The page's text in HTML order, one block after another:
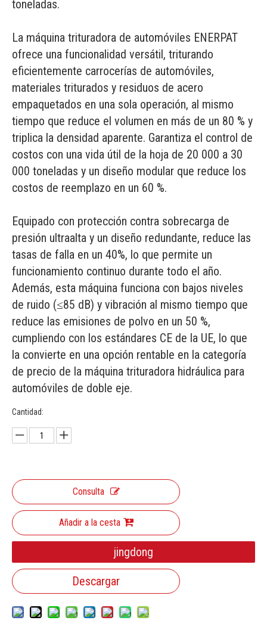
toneladas.
La máquina trituradora de automóviles ENERPAT
ofrece una funcionalidad versátil, triturando
eficientemente carrocerías de automóviles,
materiales triturados y residuos de acero
empaquetados en una sola operación, al mismo
tiempo que reduce el volumen en más de un 80 % y
triplica la densidad aparente. Garantiza el control de
costos con una vida útil de la hoja de 20 000 a 30
000 toneladas y un diseño modular que reduce los
costos de reemplazo en un 60 %.
Equipado con protección contra sobrecarga de
presión ultraalta y un diseño redundante, reduce las
tasas de falla en un 40%, lo que permite un
funcionamiento continuo durante todo el año.
Además, esta máquina funciona con bajos niveles
de ruido (≤85 dB) y vibración al mismo tiempo que
reduce las emisiones de polvo en un 50 %,
cumpliendo con los estándares CE de la UE, lo que
la convierte en una opción rentable en la categoría
de precio de la máquina trituradora hidráulica para
automóviles de doble eje.
Cantidad:
Consulta
Añadir a la cesta
jingdong
Descargar